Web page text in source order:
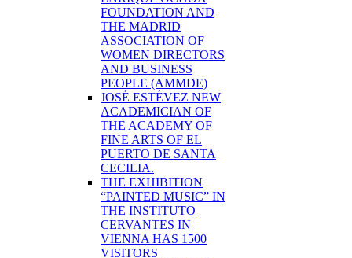
FOUNDATION AND
THE MADRID
ASSOCIATION OF
WOMEN DIRECTORS
AND BUSINESS
PEOPLE (AMMDE)
JOSÉ ESTÉVEZ NEW
ACADEMICIAN OF
THE ACADEMY OF
FINE ARTS OF EL
PUERTO DE SANTA
CECILIA.
THE EXHIBITION
“PAINTED MUSIC” IN
THE INSTITUTO
CERVANTES IN
VIENNA HAS 1500
VISITORS